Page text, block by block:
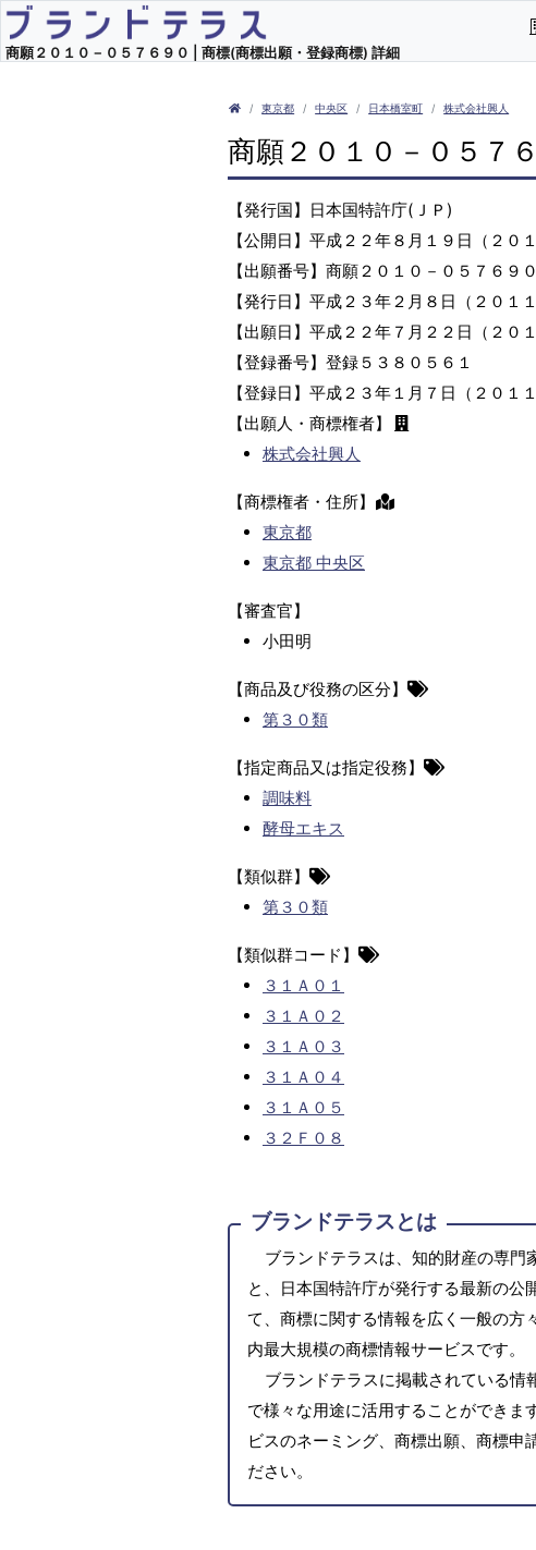
商願２０１０－０５７６９０ | 商標(商標出願・登録商標) 詳細
東京都 中央区 日本橋室町 株式会社興人
商願２０１０－０５７
【発行国】日本国特許庁(ＪＰ)
【公開日】平成２２年８月１９日（２０
【出願番号】商願２０１０－０５７６９０
【発行日】平成２３年２月８日（２０１
【出願日】平成２２年７月２２日（２０
【登録番号】登録５３８０５６１
【登録日】平成２３年１月７日（２０１
【出願人・商標権者】
株式会社興人
【商標権者・住所】
東京都
東京都 中央区
【審査官】
小田明
【商品及び役務の区分】
第３０類
【指定商品又は指定役務】
調味料
酵母エキス
【類似群】
第３０類
【類似群コード】
３１Ａ０１
３１Ａ０２
３１Ａ０３
３１Ａ０４
３１Ａ０５
３２Ｆ０８
ブランドテラスとは
ブランドテラスは、知的財産の専門
と、日本国特許庁が発行する最新の公
て、商標に関する情報を広く一般の方
内最大規模の商標情報サービスです。
ブランドテラスに掲載されている情
で様々な用途に活用することができま
ビスのネーミング、商標出願、商標申
ださい。